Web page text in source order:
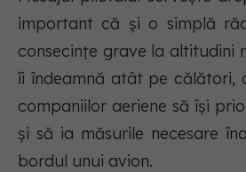
important că și o simplă
consecințe grave la altitudini
îi îndeamnă atât pe călători,
companiilor aeriene să își
și să ia măsurile necesare
bordul unui avion.